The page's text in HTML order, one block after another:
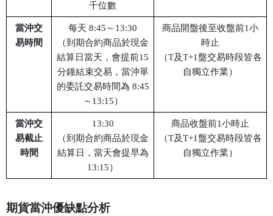
千位數
當沖交
易時間
每天 8:45～13:30
（到期合約商品於現金
結算日當天，會提前15
分鐘結束交易，當沖單
的委託交易時間為 8:45
～13:15）
商品開盤後至收盤前1小
時止
（T及T+1盤交易時段皆各
自獨立作業）
當沖交
易截止
時間
13:30
（到期合約商品於現金
結算日，當天會提早為
13:15）
商品收盤前1小時止
（T及T+1盤交易時段皆各
自獨立作業）
期貨當沖優缺點分析